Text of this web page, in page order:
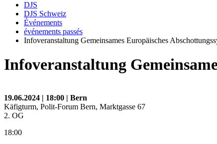
DJS
DJS Schweiz
Événements
événements passés
Infoveranstaltung Gemeinsames Europäisches
Infoveranstaltung
19.06.2024 | 18:00 | Bern
Käfigturm, Polit-Forum Bern, Marktgasse 67
2. OG
18:00